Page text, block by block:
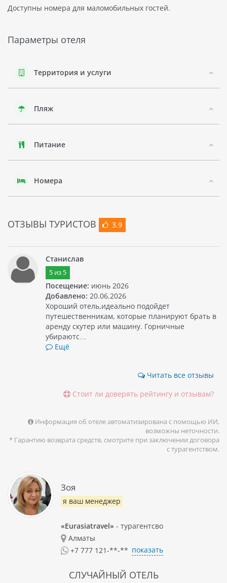
Доступны номера для маломобильных гостей.
Параметры отеля
Территория и услуги
Пляж
Питание
Номера
ОТЗЫВЫ ТУРИСТОВ 3.9
Станислав
5из 5
Посещение: июнь 2026
Добавлено: 20.06.2026
Хороший отель,идеально подойдет
путешественникам, которые планируют брать в
аренду скутер или машину. Горничные
убираютс…
Ещё
Читать все отзывы
Стоит ли доверять рейтингу и отзывам?
Информация об отеле автоматизирована с помощью ИИ,
возможны неточности.
* Гарантию возврата средств, смотрите при заключении договора
с турагентством.
Зоя
я ваш менеджер
«Eurasiatravel» - турагентсво
Алматы
+7 777 121-**-** показать
СЛУЧАЙНЫЙ ОТЕЛЬ